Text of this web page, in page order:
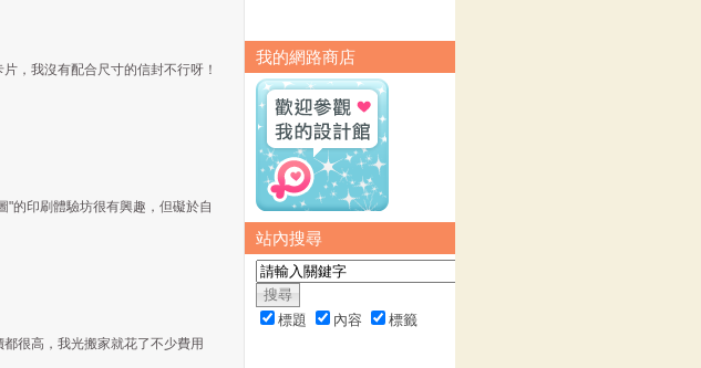
，我沒有配合尺寸的信封不行呀！
"的印刷體驗坊很有興趣，但礙於自
很高，我光搬家就花了不少費用
我的網路商店
站內搜尋
標題 內容 標籤